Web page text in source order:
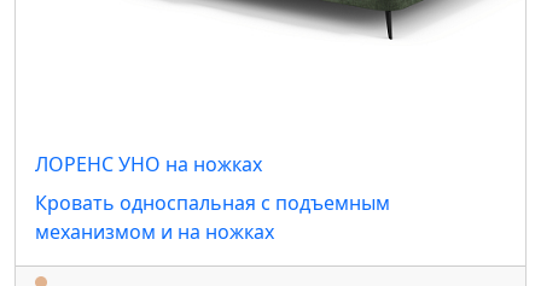
ЛОРЕНС УНО на ножках
Кровать односпальная с подъемным
механизмом и на ножках